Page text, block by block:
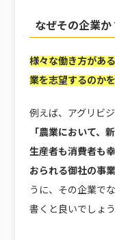
なぜその企業か
様々な働き方があ
業を志望するのか
例えば、アグリビ
「農業において、
生産者も消費者も
おられる御社の事
うに、その企業で
書くと良いでしょう